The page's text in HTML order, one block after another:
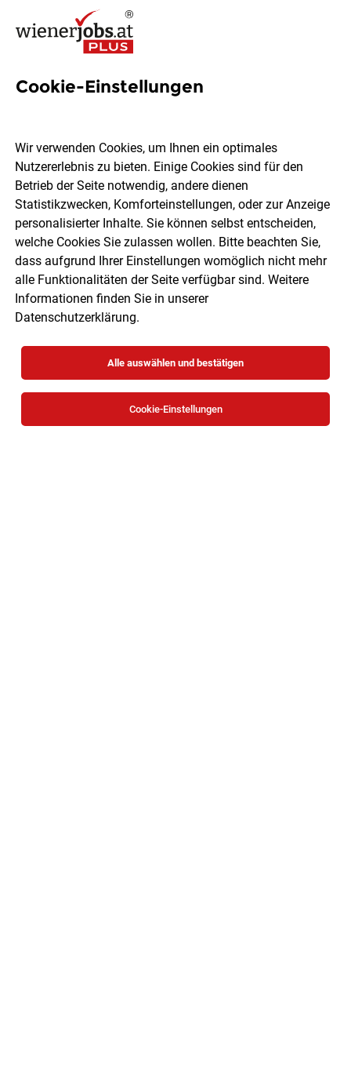
Reinigungskräfte (m/w/d)
ISS Austria Holding GmbH
Wien Teilzeit 05.08.2026
Cookie-Einstellungen
Wir verwenden Cookies, um Ihnen ein optimales
Nutzererlebnis zu bieten. Einige Cookies sind für den
Betrieb der Seite notwendig, andere dienen
Statistikzwecken, Komforteinstellungen, oder zur Anzeige
personalisierter Inhalte. Sie können selbst entscheiden,
welche Cookies Sie zulassen wollen. Bitte beachten Sie,
dass aufgrund Ihrer Einstellungen womöglich nicht mehr
alle Funktionalitäten der Seite verfügbar sind. Weitere
Informationen finden Sie in unserer
Datenschutzerklärung.
Alle auswählen und bestätigen
Cookie-Einstellungen